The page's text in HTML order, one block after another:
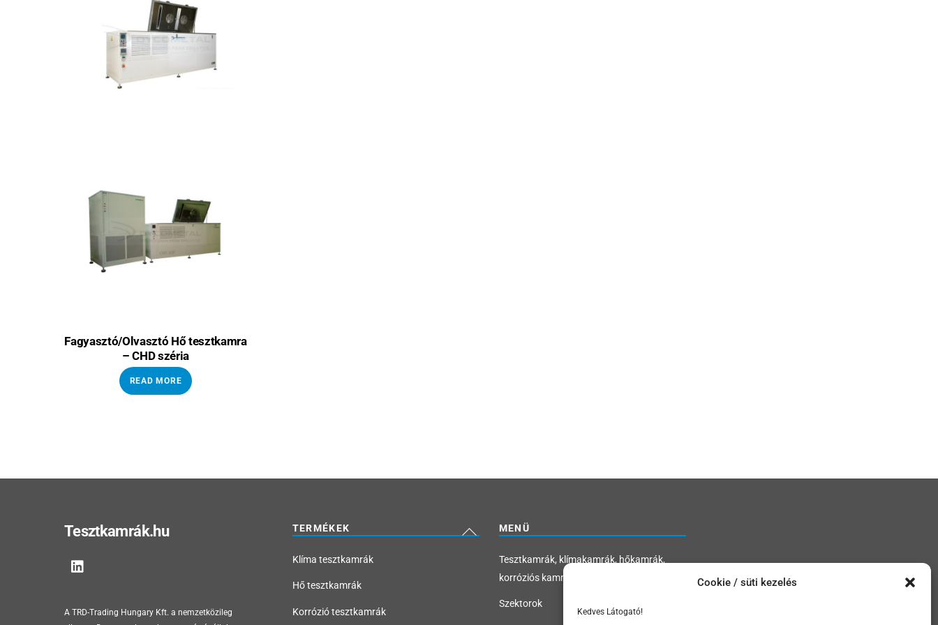
Cookie / süti kezelés
Kedves Látogató!
Fagyasztó/Olvasztó Hő tesztkamra
– CHD széria
READ MORE
Back
Tesztkamrák.hu
A TRD-Trading Hungary Kft. a nemzetközileg
TERMÉKEK
Klíma tesztkamrák
Hő tesztkamrák
Korrózió tesztkamrák
MENÜ
Tesztkamrák, klímakamrák, hőkamrák,
korróziós kamrák
Szektorok